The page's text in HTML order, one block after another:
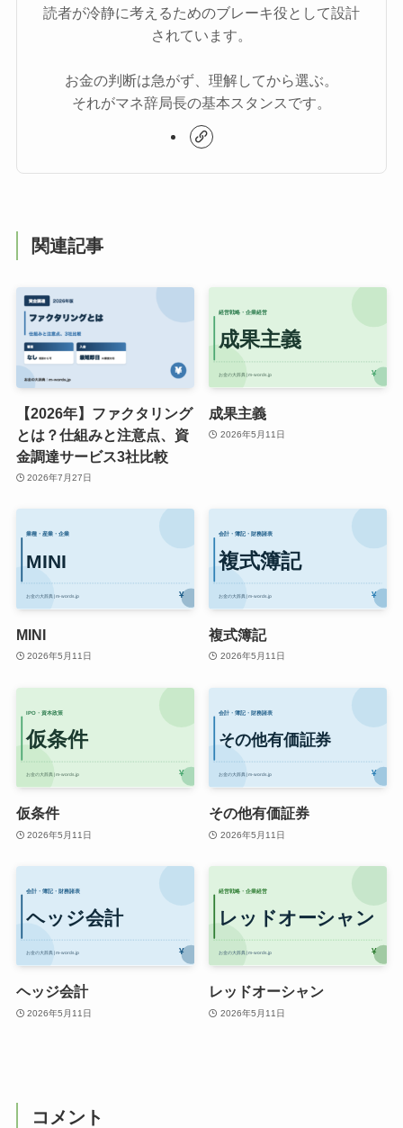
読者が冷静に考えるためのブレーキ役として設計
されています。
お金の判断は急がず、理解してから選ぶ。
それがマネ辞局長の基本スタンスです。
関連記事
【2026年】ファクタリング
とは？仕組みと注意点、資
金調達サービス3社比較
2026年7月27日
成果主義
2026年5月11日
MINI
2026年5月11日
複式簿記
2026年5月11日
仮条件
2026年5月11日
その他有価証券
2026年5月11日
ヘッジ会計
2026年5月11日
レッドオーシャン
2026年5月11日
コメント